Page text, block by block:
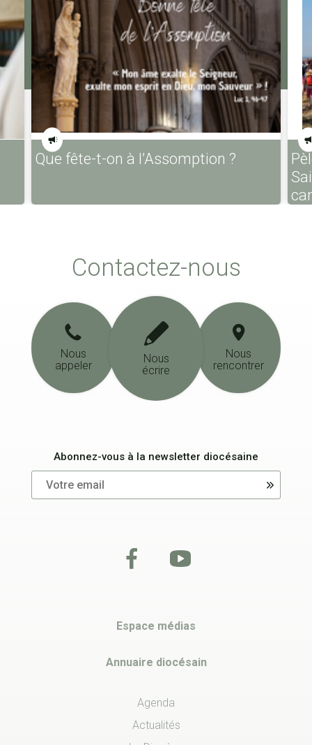
Que fête-t-on à l’Assomption ?
Contactez-nous
Nous
appeler
Nous
écrire
Nous
rencontrer
Abonnez-vous à la newsletter diocésaine
Espace médias
Annuaire diocésain
Agenda
Actualités